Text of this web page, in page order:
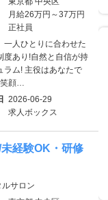
月給26万円～37万円
正社員
一人ひとりに合わせた
度あり!自然と自信が持
ラム! 主役はあなたで
顔…
2026-06-29
求人ボックス
経験OK・研修
サロン